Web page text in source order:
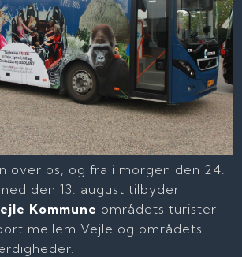
over os, og fra i morgen den 24.
den 13. august tilbyder
Kommune områdets turister
mellem Vejle og områdets